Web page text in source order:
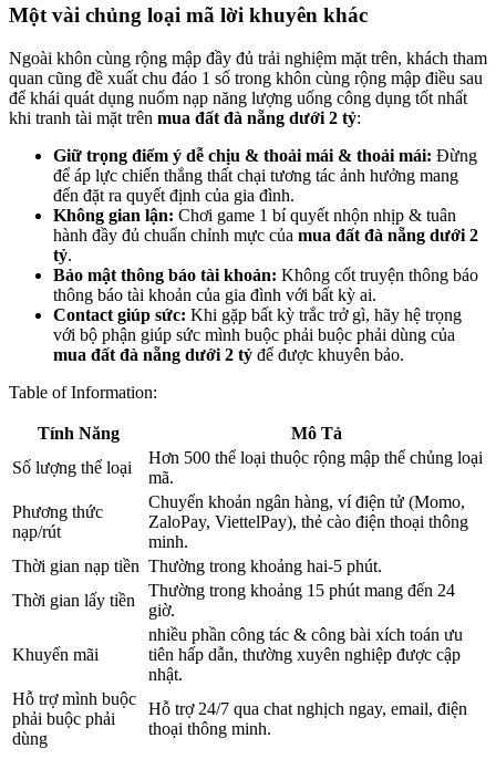
Một vài chủng loại mã lời khuyên khác
Ngoài khôn cùng rộng mập đầy đủ trải nghiệm mặt trên, khách tham
quan cũng đề xuất chu đáo 1 số trong khôn cùng rộng mập điều sau
để khái quát dụng nuốm nạp năng lượng uống công dụng tốt nhất
khi tranh tài mặt trên mua đất đà nẵng dưới 2 tỷ:
Giữ trọng điểm ý dễ chịu & thoải mái & thoải mái: Đừng
để áp lực chiến thắng thất chại tương tác ảnh hưởng mang
đến đặt ra quyết định của gia đình.
Không gian lận: Chơi game 1 bí quyết nhộn nhịp & tuân
hành đầy đủ chuẩn chỉnh mực của mua đất đà nẵng dưới 2
tỷ.
Bảo mật thông báo tài khoản: Không cốt truyện thông báo
thông báo tài khoản của gia đình với bất kỳ ai.
Contact giúp sức: Khi gặp bất kỳ trắc trở gì, hãy hệ trọng
với bộ phận giúp sức mình buộc phải buộc phải dùng của
mua đất đà nẵng dưới 2 tỷ để được khuyên bảo.
Table of Information:
Tính Năng
Mô Tả
Số lượng thể loại
Hơn 500 thể loại thuộc rộng mập thể chủng loại
mã.
Phương thức
nạp/rút
Chuyển khoản ngân hàng, ví điện tử (Momo,
ZaloPay, ViettelPay), thẻ cào điện thoại thông
minh.
Thời gian nạp tiền Thường trong khoảng hai-5 phút.
Thời gian lấy tiền
Thường trong khoảng 15 phút mang đến 24
giờ.
Khuyến mãi
nhiều phần công tác & công bài xích toán ưu
tiên hấp dẫn, thường xuyên nghiệp được cập
nhật.
Hỗ trợ mình buộc
phải buộc phải
dùng
Hỗ trợ 24/7 qua chat nghịch ngay, email, điện
thoại thông minh.